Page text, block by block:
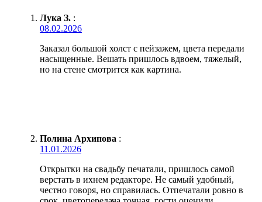
Лука З. :
08.02.2026
Заказал большой холст с пейзажем, цвета передали
насыщенные. Вешать пришлось вдвоем, тяжелый,
но на стене смотрится как картина.
Полина Архипова :
11.01.2026
Открытки на свадьбу печатали, пришлось самой
верстать в ихнем редакторе. Не самый удобный,
честно говоря, но справилась. Отпечатали ровно в